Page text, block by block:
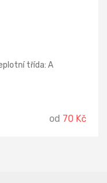
třída: A
od 70 Kč